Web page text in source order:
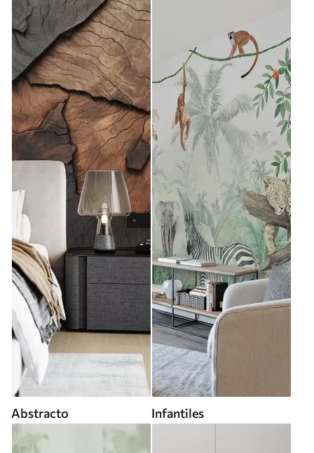
Abstracto Infantiles